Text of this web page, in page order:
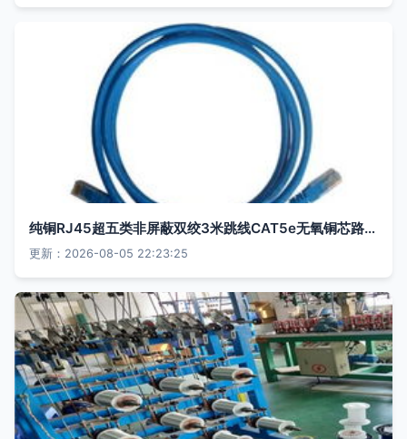
纯铜RJ45超五类非屏蔽双绞3米跳线CAT5e无氧铜芯路由器电脑网线深度评测
更新：2026-08-05 22:23:25